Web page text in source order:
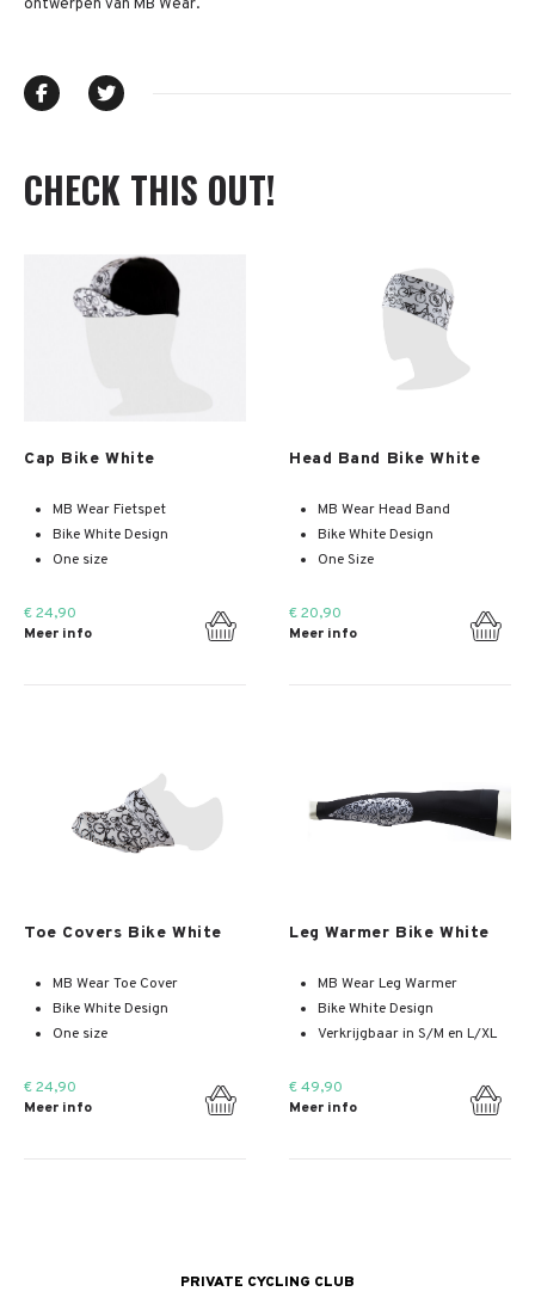
ontwerpen van MB Wear.
CHECK THIS OUT!
Cap Bike White
MB Wear Fietspet
Bike White Design
One size
€ 24,90
Meer info
Head Band Bike White
MB Wear Head Band
Bike White Design
One Size
€ 20,90
Meer info
Toe Covers Bike White
MB Wear Toe Cover
Bike White Design
One size
€ 24,90
Meer info
Leg Warmer Bike White
MB Wear Leg Warmer
Bike White Design
Verkrijgbaar in S/M en L/XL
€ 49,90
Meer info
PRIVATE CYCLING CLUB